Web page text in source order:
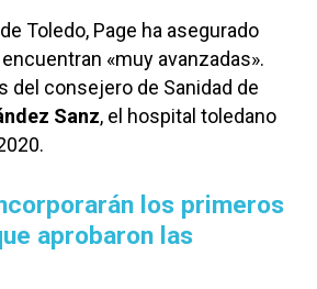
Toledo, Page ha asegurado
«muy avanzadas».
del consejero de Sanidad de
Sanz, el hospital toledano
los primeros
aprobaron las